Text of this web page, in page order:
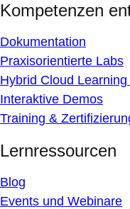
Kompetenzen
Dokumentation
Praxisorientierte Labs
Hybrid Cloud
Interaktive Demos
Training &
Lernressourcen
Blog
Events und Webinare